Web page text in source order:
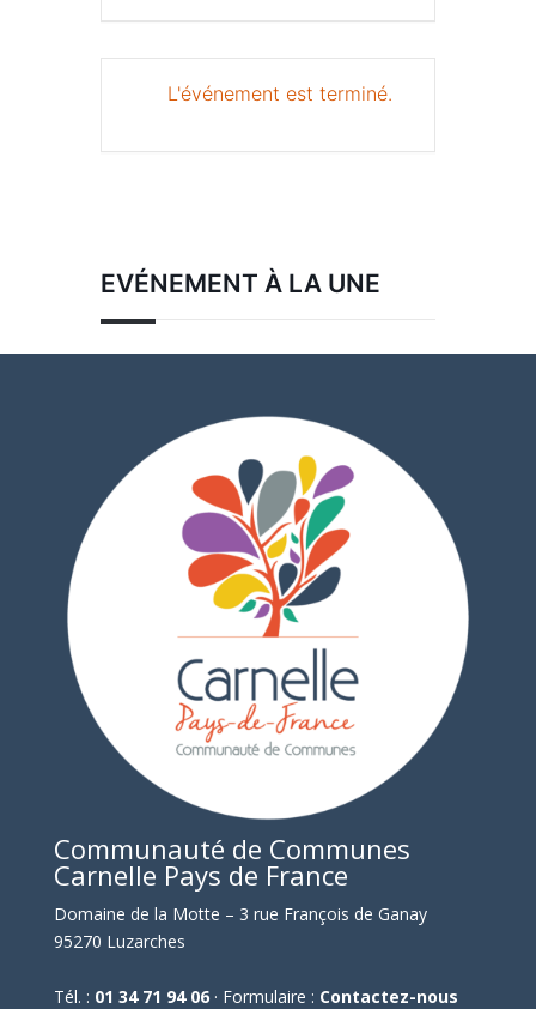
L'événement est terminé.
EVÉNEMENT À LA UNE
Communauté de Communes
Carnelle Pays de France
Domaine de la Motte – 3 rue François de Ganay
95270 Luzarches
Tél. : 01 34 71 94 06· Formulaire : Contactez-nous